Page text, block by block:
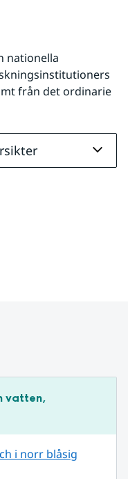
nationella
från det ordinarie
vatten,
i norr blåsig